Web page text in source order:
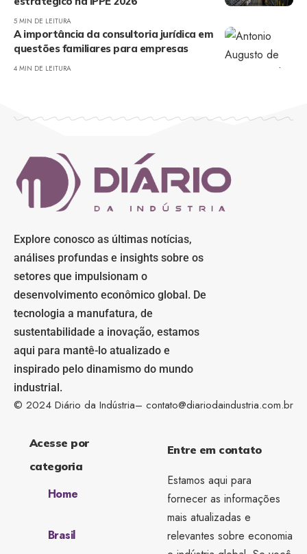
5 MIN DE LEITURA
A importância da consultoria jurídica em
questões familiares para empresas
4 MIN DE LEITURA
Explore conosco as últimas notícias,
análises profundas e insights sobre os
setores que impulsionam o
desenvolvimento econômico global. De
tecnologia a manufatura, de
sustentabilidade a inovação, estamos
aqui para mantê-lo atualizado e
inspirado pelo dinamismo do mundo
industrial.
© 2024 Diário da Indústria– contato@diariodaindustria.com.br
Acesse por
categoria
Home
Brasil
Entre em contato
Estamos aqui para
fornecer as informações
mais atualizadas e
relevantes sobre economia